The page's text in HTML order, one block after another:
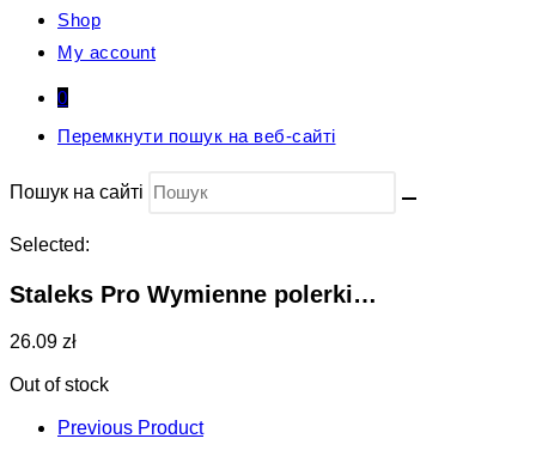
Shop
My account
0
Перемкнути пошук на веб-сайті
Пошук на сайті
Selected:
Staleks Pro Wymienne polerki…
26.09 zł
Out of stock
Previous Product